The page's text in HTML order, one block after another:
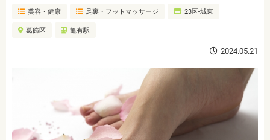
美容・健康
美容・健康 足裏・フットマッサージ 23区-城東
葛飾区 亀有駅
2024.05.21